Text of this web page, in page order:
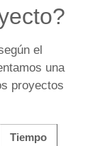
el
una
proyectos
Tiempo